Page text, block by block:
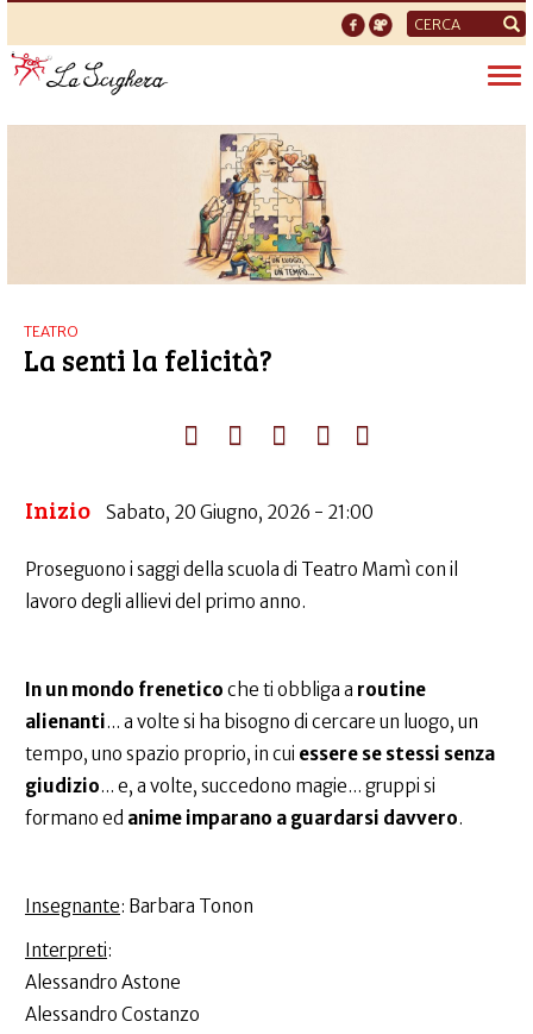
Form
di
ricerca
TEATRO
La senti la felicità?
Inizio Sabato, 20 Giugno, 2026 - 21:00
Proseguono i saggi della scuola di Teatro Mamì con il
lavoro degli allievi del primo anno.
In un mondo frenetico che ti obbliga a routine
alienanti... a volte si ha bisogno di cercare un luogo, un
tempo, uno spazio proprio, in cui essere se stessi senza
giudizio... e, a volte, succedono magie... gruppi si
formano ed anime imparano a guardarsi davvero.
Insegnante: Barbara Tonon
Interpreti:
Alessandro Astone
Alessandro Costanzo